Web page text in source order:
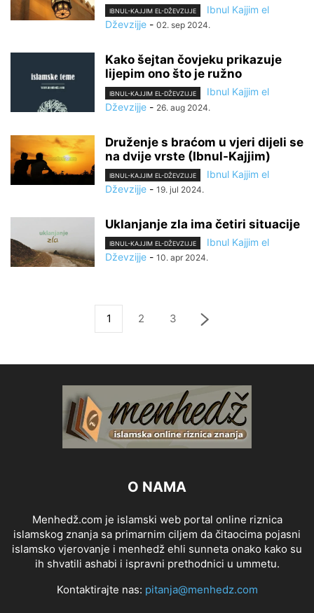
IBNUL-KAJJIM EL-DŽEVZIJJE
Ibnul Kajjim el
Dževzijje - 02. sep 2024.
Kako šejtan čovjeku prikazuje
lijepim ono što je ružno
IBNUL-KAJJIM EL-DŽEVZIJJE
Ibnul Kajjim el
Dževzijje - 26. aug 2024.
Druženje s braćom u vjeri dijeli se
na dvije vrste (Ibnul-Kajjim)
IBNUL-KAJJIM EL-DŽEVZIJJE
Ibnul Kajjim el
Dževzijje - 19. jul 2024.
Uklanjanje zla ima četiri situacije
IBNUL-KAJJIM EL-DŽEVZIJJE
Ibnul Kajjim el
Dževzijje - 10. apr 2024.
1 2 3
O NAMA
Menhedž.com je islamski web portal online riznica
islamskog znanja sa primarnim ciljem da čitaocima pojasni
islamsko vjerovanje i menhedž ehli sunneta onako kako su
ih shvatili ashabi i ispravni prethodnici u ummetu.
Kontaktirajte nas: pitanja@menhedz.com